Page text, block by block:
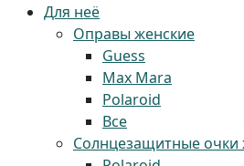
Для неё
Оправы женские
Guess
Max Mara
Polaroid
Все
Солнцезащитные очки